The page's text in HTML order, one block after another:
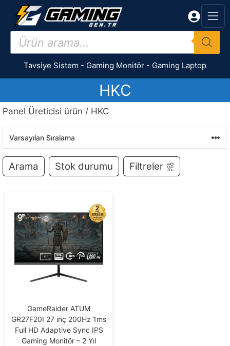
İçeriğe
Products
search
Tavsiye Sistem - Gaming Monitör - Gaming Laptop
HKC
Panel Üreticisi ürün / HKC
Arama Stok durumu Filtreler
GameRaider ATUM
GR27F20I 27 inç 200Hz 1ms
Full HD Adaptive Sync IPS
Gaming Monitör – 2 Yıl